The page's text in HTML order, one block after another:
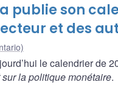
publie son
et des
le calendrier de
la politique monétaire.